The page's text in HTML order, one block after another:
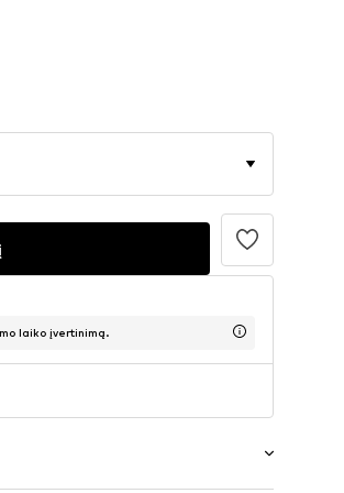
laiko įvertinimą.